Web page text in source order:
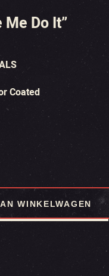
Do It”
Coated
WINKELWAGEN